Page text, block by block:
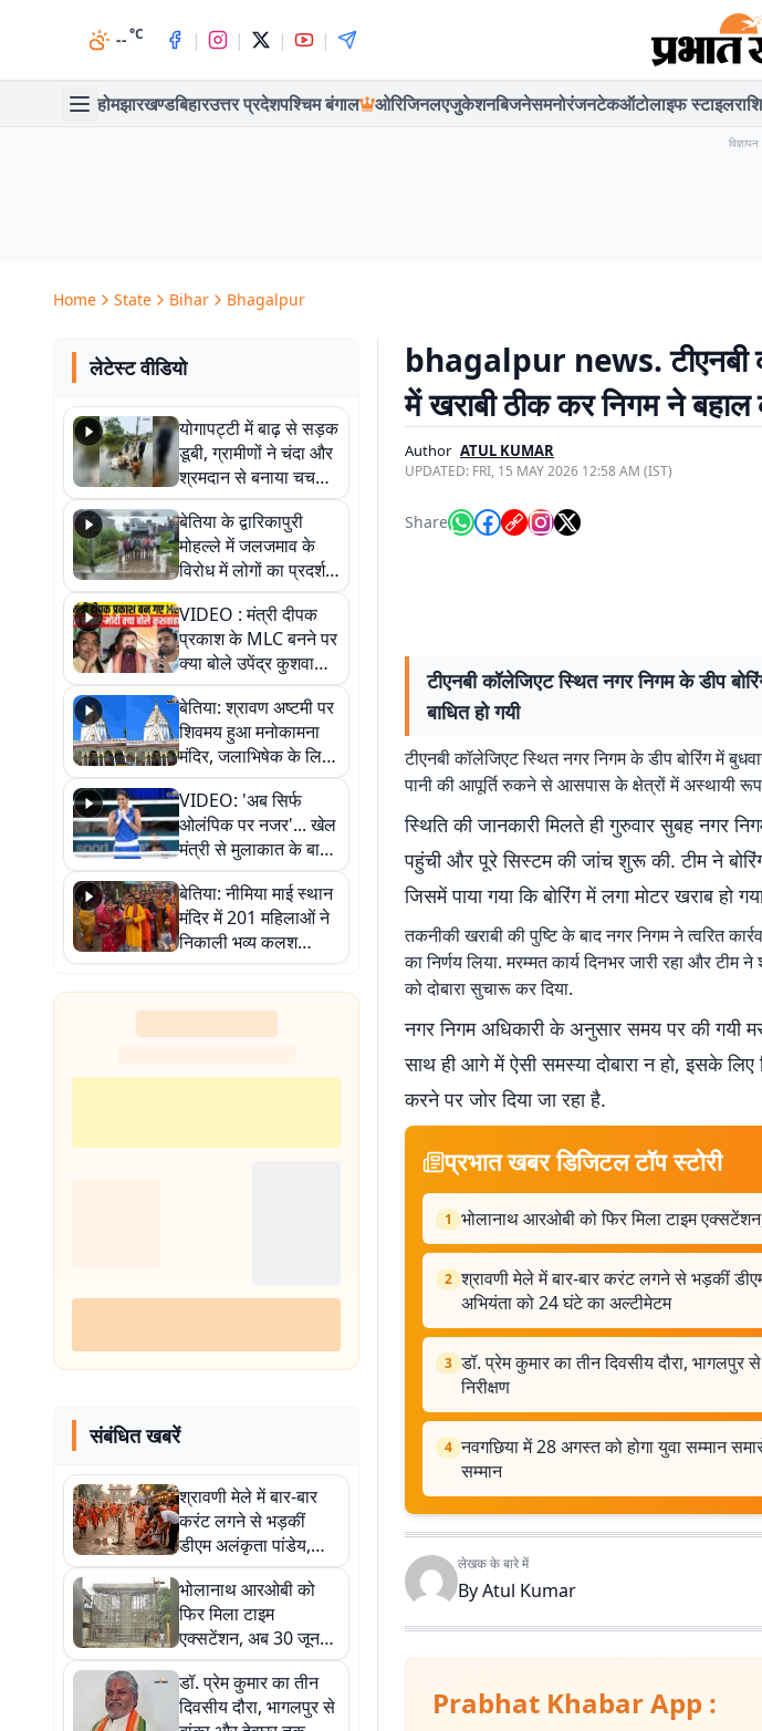
--°C | | | |
होमझारखण्डबिहारउत्तर प्रदेशपश्चिम बंगाल ओरिजिनलएजुकेशनबिजनेसमनोरंजनटेकऑटोलाइफ स्टाइल
विज्ञापन
Home State Bihar Bhagalpur
लेटेस्ट वीडियो
योगापट्टी में बाढ़ से सड़क
डूबी, ग्रामीणों ने चंदा और
श्रमदान से बनाया चचरी
पुल
बेतिया के द्वारिकापुरी
मोहल्ले में जलजमाव के
विरोध में लोगों का प्रदर्शन,
स्थायी समाधान की मांग
VIDEO : मंत्री दीपक
प्रकाश के MLC बनने पर
क्या बोले उपेंद्र कुशवाहा,
सुनिए
बेतिया: श्रावण अष्टमी पर
शिवमय हुआ मनोकामना
मंदिर, जलाभिषेक के लिए
लगी लंबी कतारें
VIDEO: 'अब सिर्फ
ओलंपिक पर नजर'... खेल
मंत्री से मुलाकात के बाद
जैसमीन लंबोरिया का बड़ा
बयान
बेतिया: नीमिया माई स्थान
मंदिर में 201 महिलाओं ने
निकाली भव्य कलश
शोभायात्रा, शिवलिंग
प्राण-प्रतिष्ठा महोत्सव
शुरू
संबंधित खबरें
श्रावणी मेले में बार-बार
करंट लगने से भड़कीं
डीएम अलंकृता पांडेय,
बिजली विभाग के
कार्यपालक अभियंता को
24 घंटे का अल्टीमेटम
भोलानाथ आरओबी को
फिर मिला टाइम
एक्सटेंशन, अब 30 जून
2027 तक पूरा करने का
लक्ष्य
डॉ. प्रेम कुमार का तीन
दिवसीय दौरा, भागलपुर से
bhagalpur news. टीएनबी
में खराबी ठीक कर निगम ने बहाल
Author ATUL KUMAR
UPDATED: FRI, 15 MAY 2026 12:58 AM (IST)
Share
टीएनबी कॉलेजिएट स्थित नगर निगम के डीप
बाधित हो गयी
टीएनबी कॉलेजिएट स्थित नगर निगम के डीप बोरिंग में
पानी की आपूर्ति रुकने से आसपास के क्षेत्रों में अस्थायी
स्थिति की जानकारी मिलते ही गुरुवार सुबह नगर
पहुंची और पूरे सिस्टम की जांच शुरू की. टीम ने
जिसमें पाया गया कि बोरिंग में लगा मोटर खराब हो
तकनीकी खराबी की पुष्टि के बाद नगर निगम ने त्वरित
का निर्णय लिया. मरम्मत कार्य दिनभर जारी रहा और टीम
को दोबारा सुचारू कर दिया.
नगर निगम अधिकारी के अनुसार समय पर की गयी
साथ ही आगे में ऐसी समस्या दोबारा न हो, इसके
करने पर जोर दिया जा रहा है.
प्रभात खबर डिजिटल टॉप स्टोरी
1 भोलानाथ आरओबी को फिर मिला टाइम
2 श्रावणी मेले में बार-बार करंट लगने से भड़कीं
अभियंता को 24 घंटे का अल्टीमेटम
3 डॉ. प्रेम कुमार का तीन दिवसीय दौरा,
निरीक्षण
4 नवगछिया में 28 अगस्त को होगा युवा सम्मान
सम्मान
लेखक के बारे में
ByAtul Kumar
Prabhat Khabar App :